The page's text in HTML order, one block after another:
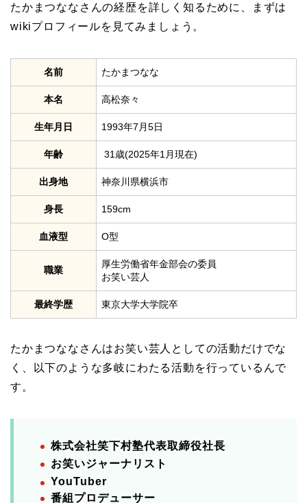
たかまつななさんの経歴を詳しく知るために、まずは
wikiプロフィールを見てみましょう。
名前 たかまつなな
本名 高松奈々
生年月日 1993年7月5日
年齢 31歳(2025年1月現在)
出身地 神奈川県横浜市
身長 159cm
血液型 O型
職業
厚生労働省年金部会の委員
お笑い芸人
最終学歴 東京大学大学院卒
たかまつななさんはお笑い芸人としての活動だけでな
く、以下のような多岐にわたる活動を行っているんで
す。
株式会社笑下村塾代表取締役社長
お笑いジャーナリスト
YouTuber
番組プロデューサー